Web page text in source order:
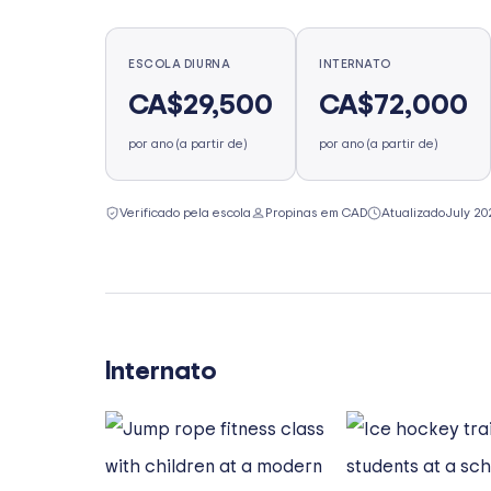
ESCOLA DIURNA
CA$29,500
por ano (a partir de)
INTERNATO
CA$72,000
por ano (a partir de)
Verificado pela escola Propinas em CAD AtualizadoJuly
Internato